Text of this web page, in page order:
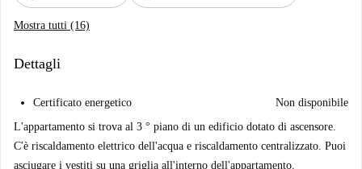
Mostra tutti (16)
Dettagli
Certificato energetico
Non disponibile
L'appartamento si trova al 3 ° piano di un edificio dotato di ascensore.
C'è riscaldamento elettrico dell'acqua e riscaldamento centralizzato. Puoi
asciugare i vestiti su una griglia all'interno dell'appartamento.